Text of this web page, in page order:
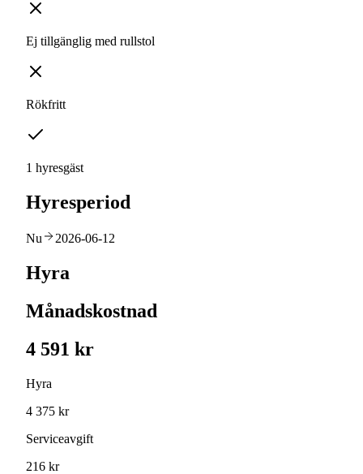
Ej tillgänglig med rullstol
Rökfritt
1 hyresgäst
Hyresperiod
Nu 2026-06-12
Hyra
Månadskostnad
4 591 kr
Hyra
4 375 kr
Serviceavgift
216 kr